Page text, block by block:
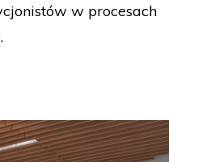
w procesach